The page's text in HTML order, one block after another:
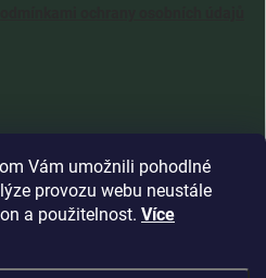
Vám umožnili pohodlné
provozu webu neustále
a použitelnost. Více